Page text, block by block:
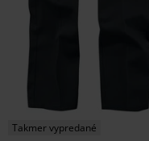
Takmer vypredané